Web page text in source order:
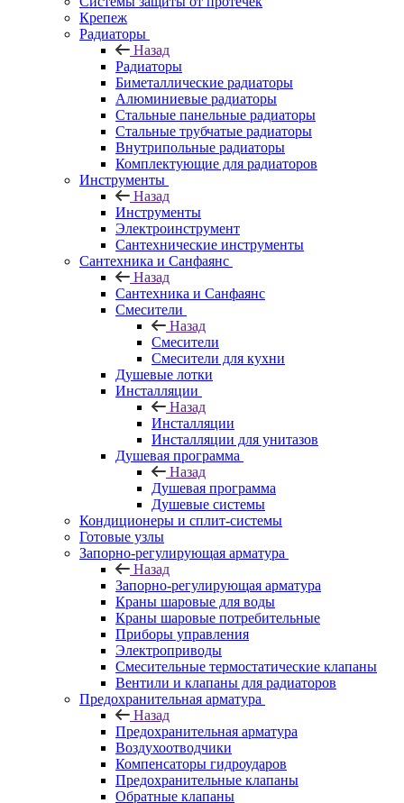
Крепеж
Радиаторы
Назад
Радиаторы
Биметаллические радиаторы
Алюминиевые радиаторы
Стальные панельные радиаторы
Стальные трубчатые радиаторы
Внутрипольные радиаторы
Комплектующие для радиаторов
Инструменты
Назад
Инструменты
Электроинструмент
Сантехнические инструменты
Сантехника и Санфаянс
Назад
Сантехника и Санфаянс
Смесители
Назад
Смесители
Смесители для кухни
Душевые лотки
Инсталляции
Назад
Инсталляции
Инсталляции для унитазов
Душевая программа
Назад
Душевая программа
Душевые системы
Кондиционеры и сплит-системы
Готовые узлы
Запорно-регулирующая арматура
Назад
Запорно-регулирующая арматура
Краны шаровые для воды
Краны шаровые потребительные
Приборы управления
Электроприводы
Смесительные термостатические клапаны
Вентили и клапаны для радиаторов
Предохранительная арматура
Назад
Предохранительная арматура
Воздухоотводчики
Компенсаторы гидроударов
Предохранительные клапаны
Обратные клапаны